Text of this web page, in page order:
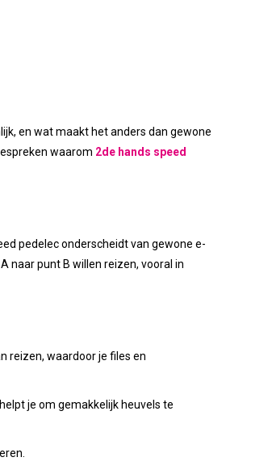
en wat maakt het anders dan gewone
waarom 2de hands speed
pedelec onderscheidt van gewone e-
naar punt B willen reizen, vooral in
reizen, waardoor je files en
je om gemakkelijk heuvels te